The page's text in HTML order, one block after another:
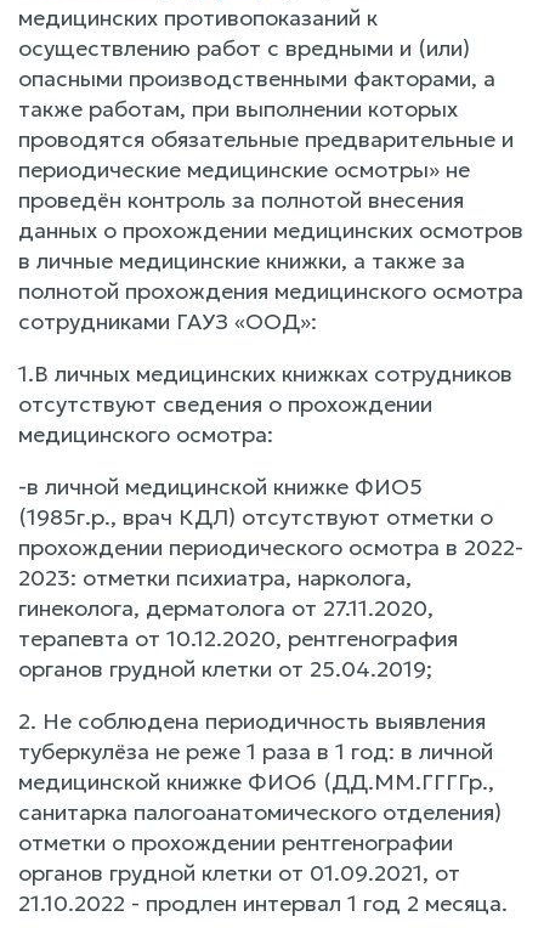
медицинских противопоказаний к
осуществлению работ с вредными и (или)
опасными производственными факторами, а
также работам, при выполнении которых
проводятся обязательные предварительные и
периодические медицинские осмотры» не
проведён контроль за полнотой внесения
данных о прохождении медицинских осмотров
в личные медицинские книжки, а также за
полнотой прохождения медицинского осмотра
сотрудниками ГАУЗ «ООД»:
1.В личных медицинских книжках сотрудников
отсутствуют сведения о прохождении
медицинского осмотра:
-в личной медицинской книжке ФИО5
(1985г.р., врач КДЛ) отсутствуют отметки о
прохождении периодического осмотра в 2022-
2023: отметки психиатра, нарколога,
гинеколога, дерматолога от 27.11.2020,
терапевта от 10.12.2020, рентгенография
органов грудной клетки от 25.04.2019;
2. Не соблюдена периодичность выявления
туберкулёза не реже 1 раза в 1 год: в личной
медицинской книжке ФИО6 (ДД.ММ.ГГГГр.,
санитарка палогоанатомического отделения)
отметки о прохождении рентгенографии
органов грудной клетки от 01.09.2021, от
21.10.2022 - продлен интервал 1 год 2 месяца.